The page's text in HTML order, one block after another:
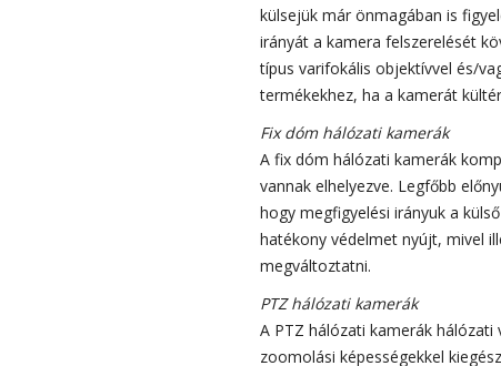
külsejük már önmagában is
irányát a kamera felszerelését
típus varifokális objektívvel és/
termékekhez, ha a kamerát
Fix dóm hálózati kamerák
A fix dóm hálózati kamerák
vannak elhelyezve. Legfőbb
hogy megfigyelési irányuk a
hatékony védelmet nyújt, mivel
megváltoztatni.
PTZ hálózati kamerák
A PTZ hálózati kamerák
zoomolási képességekkel